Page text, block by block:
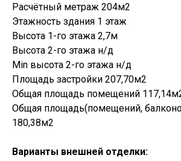
Расчётный метраж 204м2
Этажность здания 1 этаж
Высота 1-го этажа 2,7м
Высота 2-го этажа н/д
Min высота 2-го этажа н/д
Площадь застройки 207,70м2
Общая площадь помещений
Общая площадь(помещений,
180,38м2
Варианты внешней отделки: